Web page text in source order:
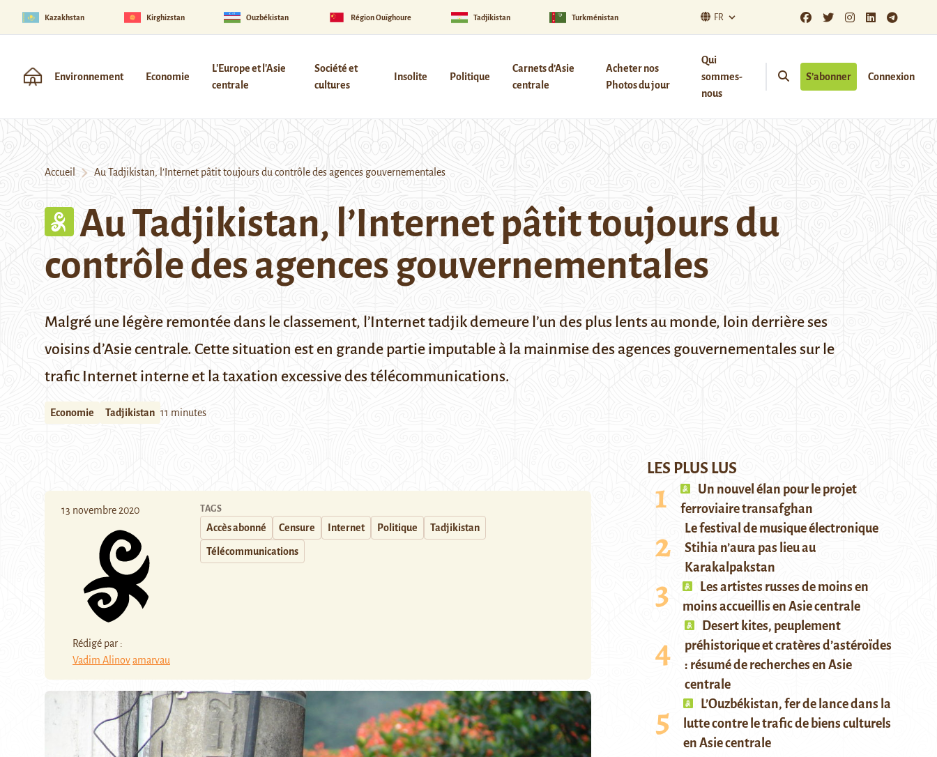
Kazakhstan Kirghizstan Ouzbékistan Région Ouïghoure Tadjikistan Turkménistan FR
Environnement Economie
L'Europe et l'Asie
centrale
Société et
cultures
Insolite Politique
Carnets d’Asie
centrale
Acheter nos
Photos du jour
Qui
sommes-
nous
S’abonner Connexion
Accueil Au Tadjikistan, l’Internet pâtit toujours du contrôle des agences gouvernementales
Au Tadjikistan, l’Internet pâtit toujours du
contrôle des agences gouvernementales
Malgré une légère remontée dans le classement, l’Internet tadjik demeure l’un des plus lents au monde, loin derrière ses
voisins d’Asie centrale. Cette situation est en grande partie imputable à la mainmise des agences gouvernementales sur le
trafic Internet interne et la taxation excessive des télécommunications.
Economie Tadjikistan 11 minutes
13 novembre 2020
Rédigé par :
Vadim Alinovamarvau
TAGS
Accès abonné Censure Internet Politique Tadjikistan
Télécommunications
LES PLUS LUS
Un nouvel élan pour le projet
ferroviaire transafghan
Le festival de musique électronique
Stihia n’aura pas lieu au
Karakalpakstan
Les artistes russes de moins en
moins accueillis en Asie centrale
Desert kites, peuplement
préhistorique et cratères d’astéroïdes
: résumé de recherches en Asie
centrale
L’Ouzbékistan, fer de lance dans la
lutte contre le trafic de biens culturels
en Asie centrale